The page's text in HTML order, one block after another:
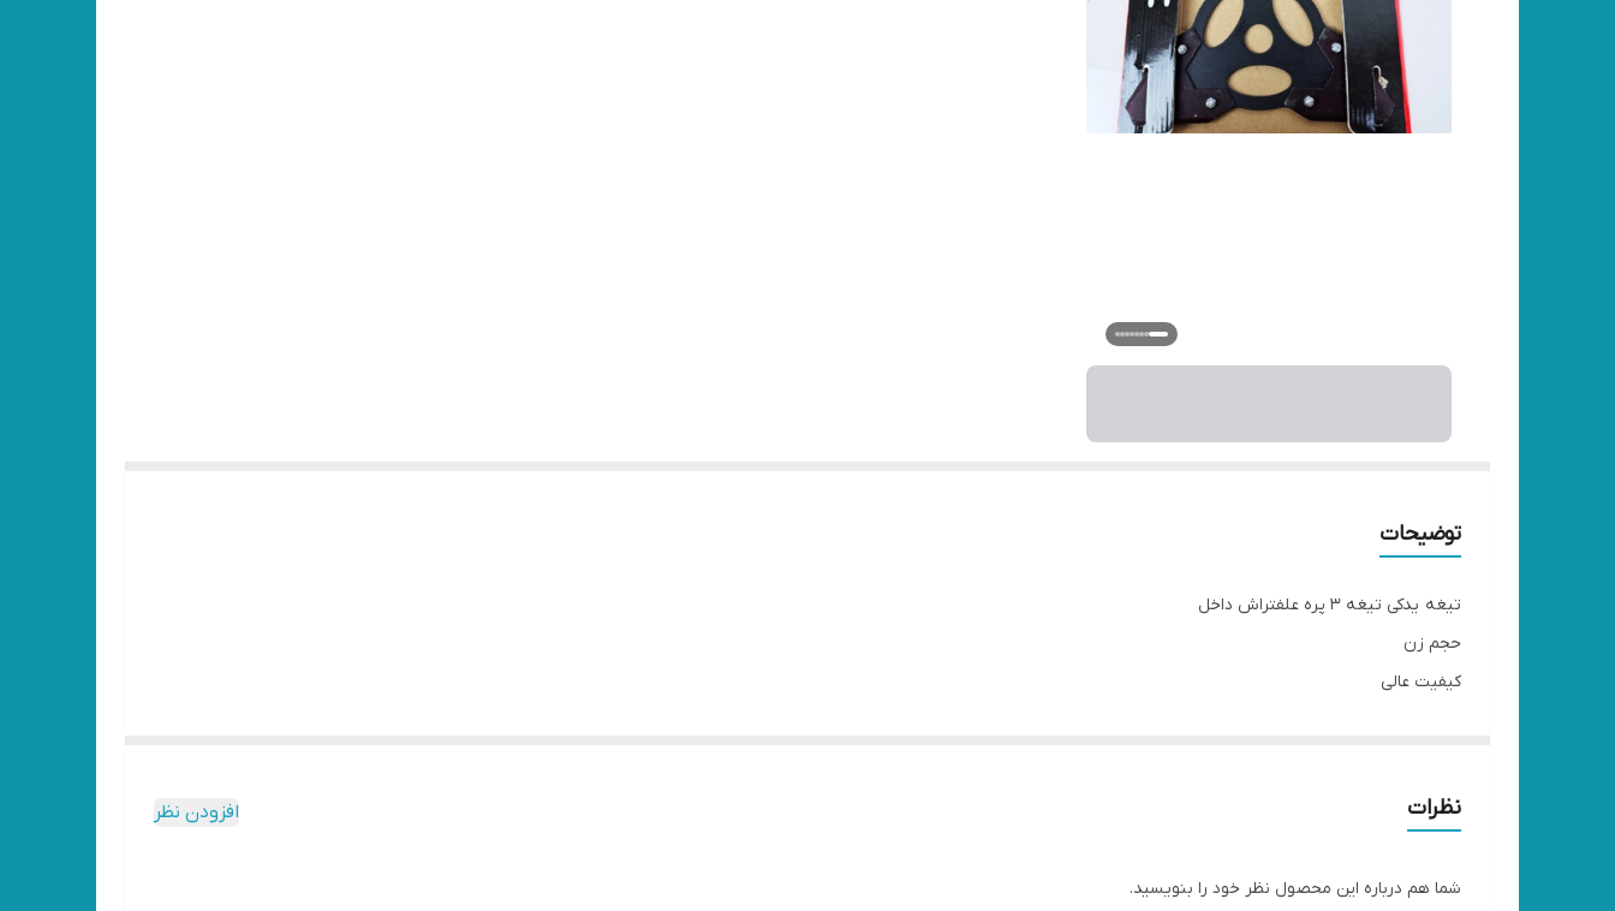
توضیحات
تیغه یدکی تیغه ۳ پره علفتراش داخل
حجم زن
کیفیت عالی
۶ عددی
۹ عددی
نظرات افزودن نظر
شما هم درباره این محصول نظر خود را بنویسید.